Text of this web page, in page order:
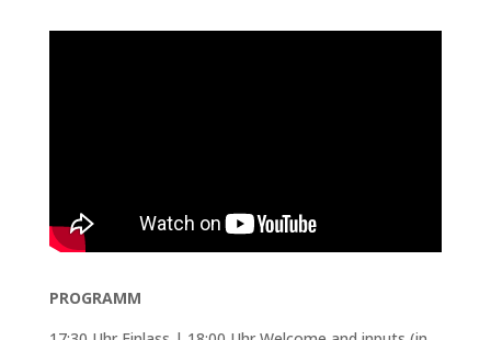
PROGRAMM